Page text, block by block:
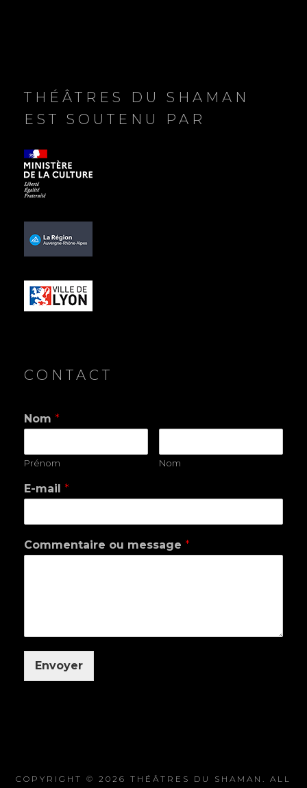
THÉÂTRES DU SHAMAN
EST SOUTENU PAR
CONTACT
Nom *
Prénom Nom
E-mail *
Commentaire ou message *
Envoyer
COPYRIGHT © 2026 THÉÂTRES DU SHAMAN . ALL